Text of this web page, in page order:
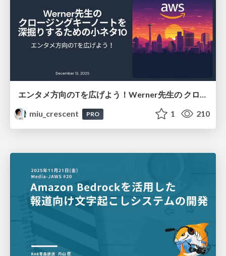
エンタメ方向のTを広げよう！Werner先生の クロージングキーノートを 深掘りするための小ネタ10
miu_crescent
PRO 1 210